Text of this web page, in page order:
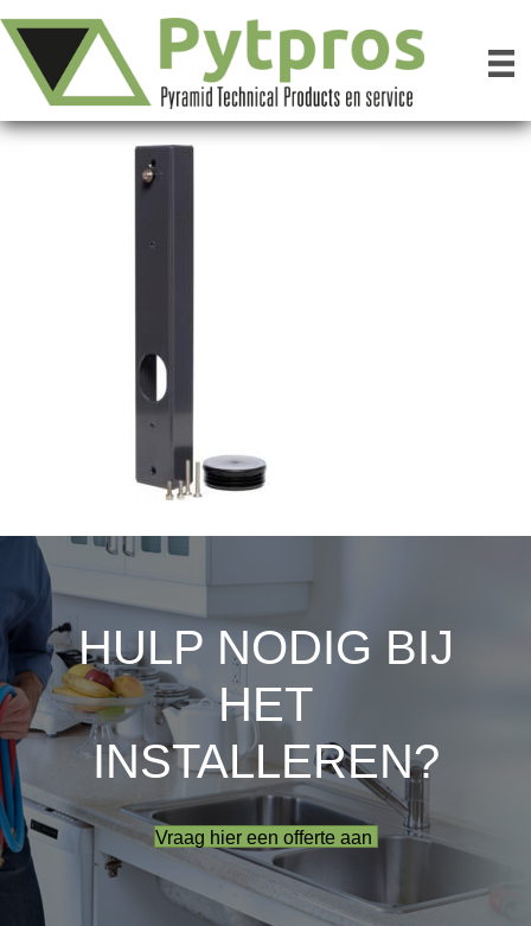
HULP NODIG BIJ
HET
INSTALLEREN?
Vraag hier een offerte aan